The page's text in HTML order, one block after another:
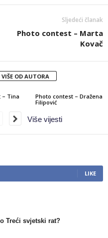
Sljedeći članak
Photo contest – Marta
Kovač
VIŠE OD AUTORA
– Tina
Photo contest – Dražena
Filipović
Više vijesti
LIKE
Treći svjetski rat?